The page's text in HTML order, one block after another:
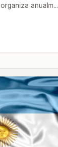
anualm...